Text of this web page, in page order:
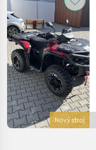
Nový stroj